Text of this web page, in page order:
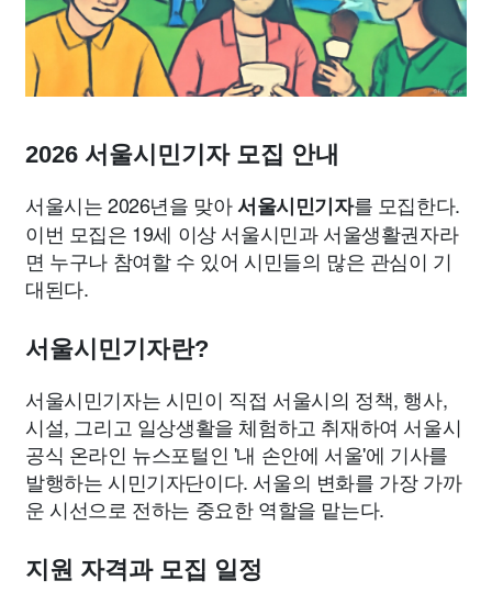
2026 서울시민기자 모집 안내
서울시는 2026년을 맞아서울시민기자를 모집한다.
이번 모집은 19세 이상 서울시민과 서울생활권자라
면 누구나 참여할 수 있어 시민들의 많은 관심이 기
대된다.
서울시민기자란?
서울시민기자는 시민이 직접 서울시의 정책, 행사,
시설, 그리고 일상생활을 체험하고 취재하여 서울시
공식 온라인 뉴스포털인 '내 손안에 서울'에 기사를
발행하는 시민기자단이다. 서울의 변화를 가장 가까
운 시선으로 전하는 중요한 역할을 맡는다.
지원 자격과 모집 일정